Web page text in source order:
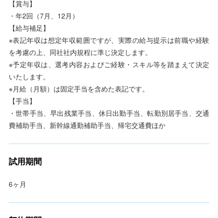
【賞与】
・年2回（7月、12月）
【給与補足】
※表記年収は想定年収範囲ですが、実際の給与提示は前職や経験
を考慮の上、同社社内規程に準じ決定します。
※予定年収は、選考内容およびご経験・スキル等を踏まえて決定
いたします。
※月給（月額）は固定手当を含めた表記です。
【手当】
・世帯手当、早出残業手当、休日出勤手当、転勤別居手当、交通
費補助手当、新幹線通勤補助手当、帰宅交通費ほか
試用期間
6ヶ月